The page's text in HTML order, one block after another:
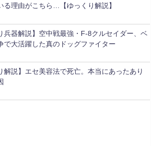
る理由がこちら…【ゆっくり解説】
兵器解説】空中戦最強・F-8クルセイダー、ベ
で大活躍した真のドッグファイター
解説】エセ美容法で死亡。本当にあったあり